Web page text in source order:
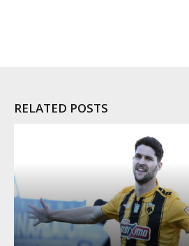
RELATED POSTS